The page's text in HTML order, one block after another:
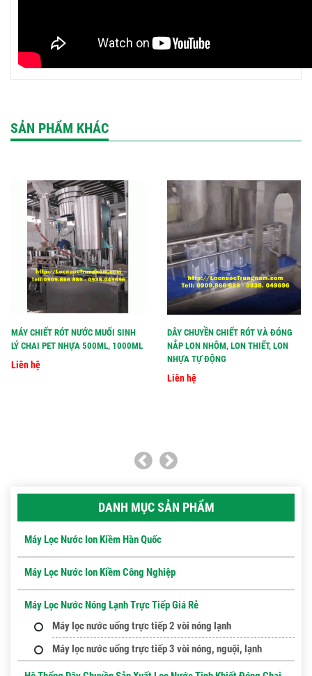
SẢN PHẨM KHÁC
MÁY CHIẾT RÓT NƯỚC MUỐI SINH
LÝ CHAI PET NHỰA 500ML, 1000ML
Liên hệ
DÂY CHUYỀN CHIẾT RÓT VÀ ĐÓNG
NẮP LON NHÔM, LON THIẾT, LON
NHỰA TỰ ĐỘNG
Liên hệ
DANH MỤC SẢN PHẨM
Máy Lọc Nước Ion Kiềm Hàn Quốc
Máy Lọc Nước Ion Kiềm Công Nghiệp
Máy Lọc Nước Nóng Lạnh Trực Tiếp Giá Rẻ
Máy lọc nước uống trực tiếp 2 vòi nóng lạnh
Máy lọc nước uống trực tiếp 3 vòi nóng, nguội, lạnh